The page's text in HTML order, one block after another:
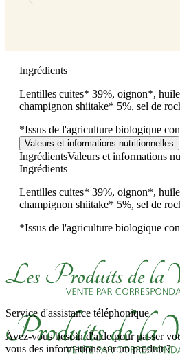
Ingrédients
Lentilles cuites* 39%, oignon*,
champignon shiitake* 5%, sel de
*Issus de l'agriculture biologique
Valeurs et informations nutritionnelles
IngrédientsValeurs et informations
Ingrédients
Lentilles cuites* 39%, oignon*,
champignon shiitake* 5%, sel de
*Issus de l'agriculture biologique
Service d'assistance téléphonique
Avez-vous besoin d'aide pour passer
vous des informations sur un produit ?